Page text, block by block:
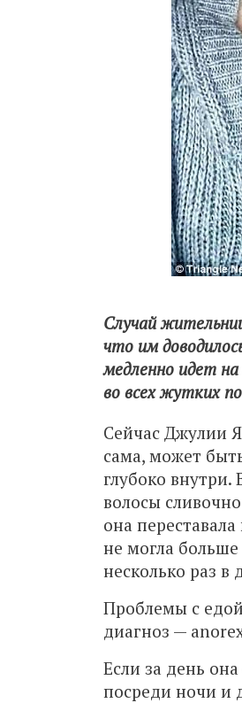
Случай
что им
медленно идет на
во всех жутких
Сейчас Джулии
сама, может
глубоко
волосы
она
не могла
несколько раз в
Проблемы с
диагноз —
Если за день
посреди ночи и